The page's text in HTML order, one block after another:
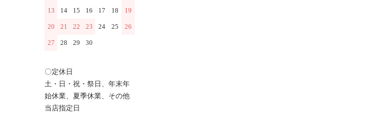
13 14 15 16 17 18 19
20 21 22 23 24 25 26
27 28 29 30
〇定休日
土・日・祝・祭日、年末年
始休業、夏季休業、その他
当店指定日